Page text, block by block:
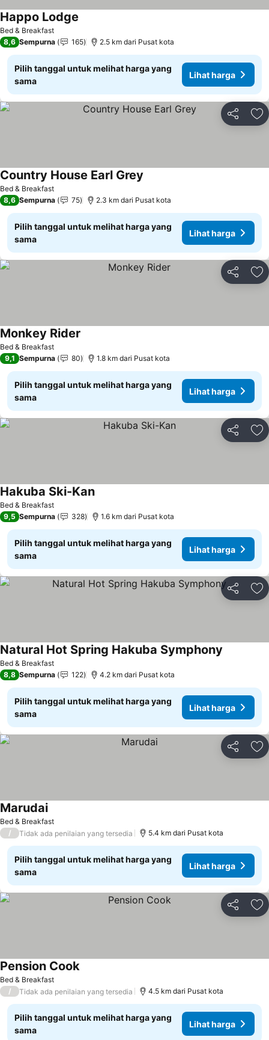
Bed & Breakfast
Happo Lodge
8,6 Sempurna 165 2.5 km dari Pusat kota
Pilih tanggal untuk melihat harga yang
sama
Lihat harga
Bagikan
Bed & Breakfast
Country House Earl Grey
8,6 Sempurna 75 2.3 km dari Pusat kota
Pilih tanggal untuk melihat harga yang
sama
Lihat harga
Bagikan
Bed & Breakfast
Monkey Rider
9,1 Sempurna 80 1.8 km dari Pusat kota
Pilih tanggal untuk melihat harga yang
sama
Lihat harga
Bagikan
Bed & Breakfast
Hakuba Ski-KanLihat harga
9,5 Sempurna 328 1.6 km dari Pusat kota
Pilih tanggal untuk melihat harga yang
sama
Lihat harga
Bagikan
Bed & Breakfast
Natural Hot Spring Hakuba Symphony
8,8 Sempurna 122 4.2 km dari Pusat kota
Pilih tanggal untuk melihat harga yang
sama
Lihat harga
Bagikan
Bed & Breakfast
MarudaiLihat harga
/ Tidak ada penilaian yang tersedia 5.4 km dari Pusat kota
Pilih tanggal untuk melihat harga yang
sama
Lihat harga
Bagikan
Bed & Breakfast
Pension CookLihat harga
/ Tidak ada penilaian yang tersedia 4.5 km dari Pusat kota
Pilih tanggal untuk melihat harga yang
sama
Lihat harga